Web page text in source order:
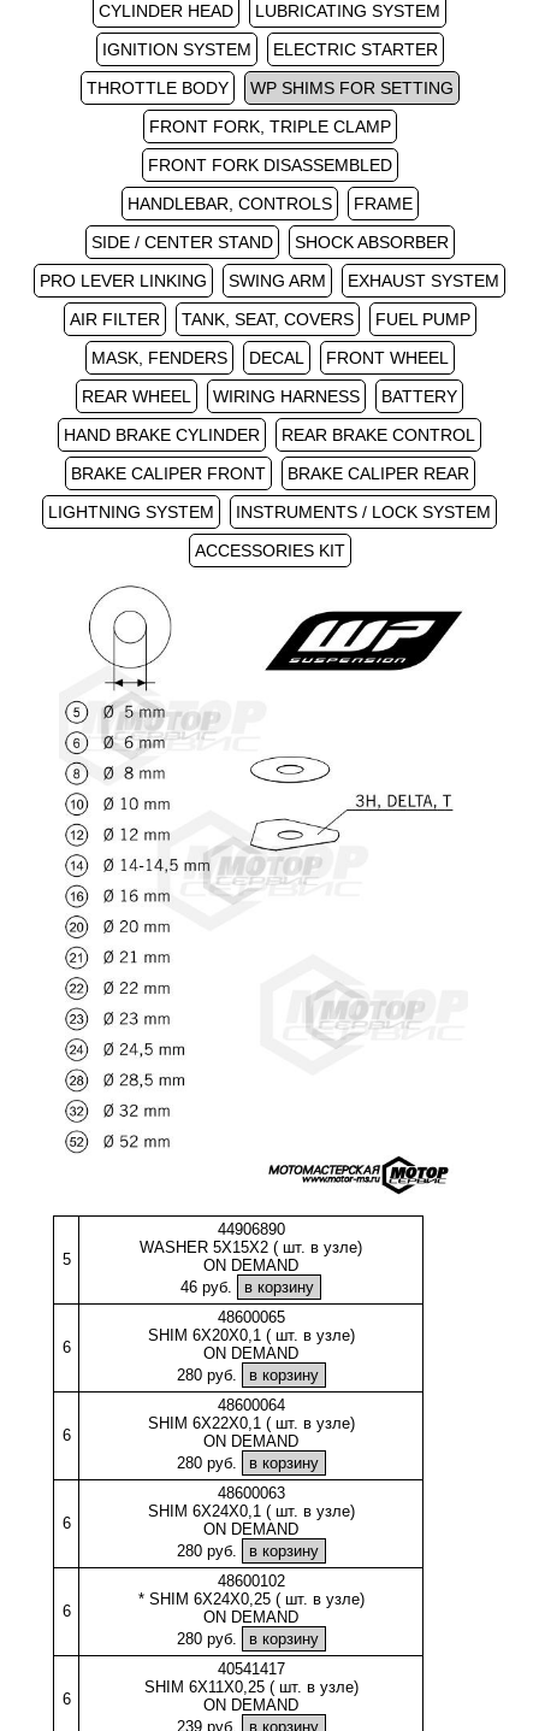
CYLINDER HEAD
LUBRICATING SYSTEM
IGNITION SYSTEM
ELECTRIC STARTER
THROTTLE BODY
WP SHIMS FOR SETTING
FRONT FORK, TRIPLE CLAMP
FRONT FORK DISASSEMBLED
HANDLEBAR, CONTROLS
FRAME
SIDE / CENTER STAND
SHOCK ABSORBER
PRO LEVER LINKING
SWING ARM
EXHAUST SYSTEM
AIR FILTER
TANK, SEAT, COVERS
FUEL PUMP
MASK, FENDERS
DECAL
FRONT WHEEL
REAR WHEEL
WIRING HARNESS
BATTERY
HAND BRAKE CYLINDER
REAR BRAKE CONTROL
BRAKE CALIPER FRONT
BRAKE CALIPER REAR
LIGHTNING SYSTEM
INSTRUMENTS / LOCK SYSTEM
ACCESSORIES KIT
5
44906890
WASHER 5X15X2 ( шт. в узле)
ON DEMAND
46 руб.
6
48600065
SHIM 6X20X0,1 ( шт. в узле)
ON DEMAND
280 руб.
6
48600064
SHIM 6X22X0,1 ( шт. в узле)
ON DEMAND
280 руб.
6
48600063
SHIM 6X24X0,1 ( шт. в узле)
ON DEMAND
280 руб.
6
48600102
* SHIM 6X24X0,25 ( шт. в узле)
ON DEMAND
280 руб.
6
40541417
SHIM 6X11X0,25 ( шт. в узле)
ON DEMAND
239 руб.